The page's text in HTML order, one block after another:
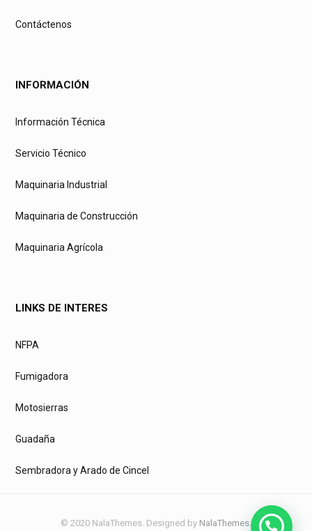
Contáctenos
INFORMACIÓN
Información Técnica
Servicio Técnico
Maquinaria Industrial
Maquinaria de Construcción
Maquinaria Agrícola
LINKS DE INTERES
NFPA
Fumigadora
Motosierras
Guadaña
Sembradora y Arado de Cincel
© 2020 NalaThemes. Designed by NalaThemes.